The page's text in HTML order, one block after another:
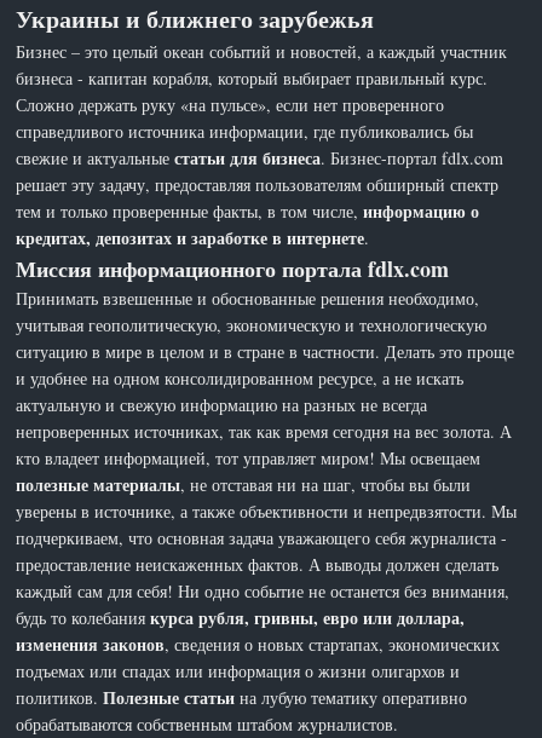
Украины и ближнего зарубежья
Бизнес – это целый океан событий и новостей, а каждый участник
бизнеса - капитан корабля, который выбирает правильный курс.
Сложно держать руку «на пульсе», если нет проверенного
справедливого источника информации, где публиковались бы
свежие и актуальныестатьи для бизнеса. Бизнес-портал fdlx.com
решает эту задачу, предоставляя пользователям обширный спектр
тем и только проверенные факты, в том числе,информацию о
кредитах, депозитах и заработке в интернете.
Миссия информационного портала fdlx.com
Принимать взвешенные и обоснованные решения необходимо,
учитывая геополитическую, экономическую и технологическую
ситуацию в мире в целом и в стране в частности. Делать это проще
и удобнее на одном консолидированном ресурсе, а не искать
актуальную и свежую информацию на разных не всегда
непроверенных источниках, так как время сегодня на вес золота. А
кто владеет информацией, тот управляет миром! Мы освещаем
полезные материалы, не отставая ни на шаг, чтобы вы были
уверены в источнике, а также объективности и непредвзятости. Мы
подчеркиваем, что основная задача уважающего себя журналиста -
предоставление неискаженных фактов. А выводы должен сделать
каждый сам для себя! Ни одно событие не останется без внимания,
будь то колебаниякурса рубля, гривны, евро или доллара,
изменения законов, сведения о новых стартапах, экономических
подъемах или спадах или информация о жизни олигархов и
политиков.Полезные статьи на лубую тематику оперативно
обрабатываются собственным штабом журналистов.